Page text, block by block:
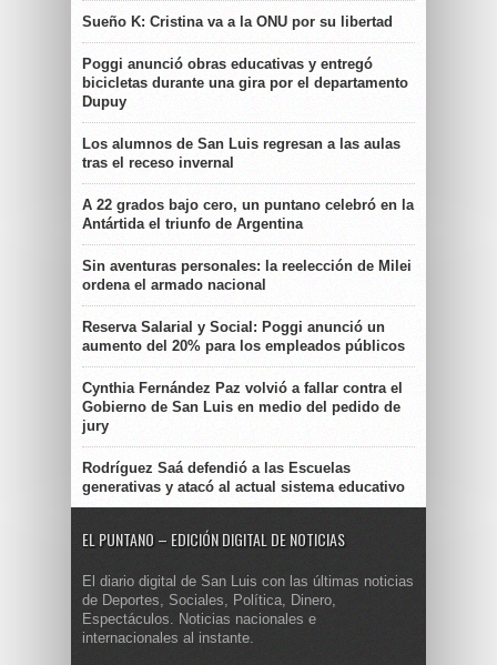
Sueño K: Cristina va a la ONU por su libertad
Poggi anunció obras educativas y entregó
bicicletas durante una gira por el departamento
Dupuy
Los alumnos de San Luis regresan a las aulas
tras el receso invernal
A 22 grados bajo cero, un puntano celebró en la
Antártida el triunfo de Argentina
Sin aventuras personales: la reelección de Milei
ordena el armado nacional
Reserva Salarial y Social: Poggi anunció un
aumento del 20% para los empleados públicos
Cynthia Fernández Paz volvió a fallar contra el
Gobierno de San Luis en medio del pedido de
jury
Rodríguez Saá defendió a las Escuelas
generativas y atacó al actual sistema educativo
EL PUNTANO – EDICIÓN DIGITAL DE NOTICIAS
El diario digital de San Luis con las últimas noticias
de Deportes, Sociales, Política, Dinero,
Espectáculos. Noticias nacionales e
internacionales al instante.